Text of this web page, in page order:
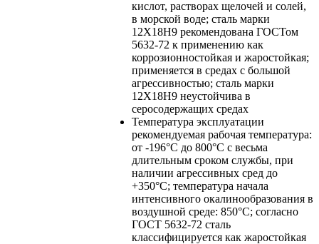
кислот, растворах щелочей и солей,
в морской воде; сталь марки
12Х18Н9 рекомендована ГОСТом
5632-72 к применению как
коррозионностойкая и жаростойкая;
применяется в средах с большой
агрессивностью; сталь марки
12Х18Н9 неустойчива в
серосодержащих средах
Температура эксплуатации
рекомендуемая рабочая температура:
от -196°C до 800°С с весьма
длительным сроком службы, при
наличии агрессивных сред до
+350°С; температура начала
интенсивного окалинообразования в
воздушной среде: 850°С; согласно
ГОСТ 5632-72 сталь
классифицируется как жаростойкая